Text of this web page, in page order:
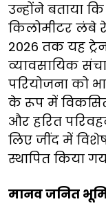
उन्होंने बताया
किलोमीटर लंबे
2026 तक यह
व्यावसायिक
परियोजना को
के रूप में
और हरित
लिए जींद में विशेष
स्थापित किया
मानव जनित